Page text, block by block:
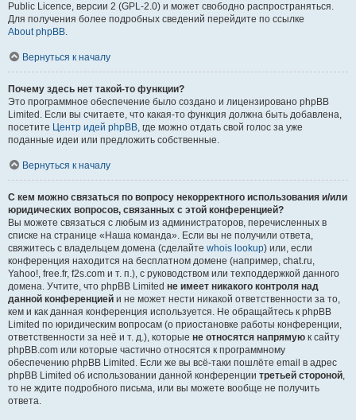
Public Licence, версии 2 (GPL-2.0) и может свободно распространяться.
Для получения более подробных сведений перейдите по ссылке
About phpBB.
Вернуться к началу
Почему здесь нет такой-то функции?
Это программное обеспечение было создано и лицензировано phpBB
Limited. Если вы считаете, что какая-то функция должна быть добавлена,
посетите Центр идей phpBB, где можно отдать свой голос за уже
поданные идеи или предложить собственные.
Вернуться к началу
С кем можно связаться по вопросу некорректного использования и/или
юридических вопросов, связанных с этой конференцией?
Вы можете связаться с любым из администраторов, перечисленных в
списке на странице «Наша команда». Если вы не получили ответа,
свяжитесь с владельцем домена (сделайте whois lookup) или, если
конференция находится на бесплатном домене (например, chat.ru,
Yahoo!, free.fr, f2s.com и т. п.), с руководством или техподдержкой данного
домена. Учтите, что phpBB Limited не имеет никакого контроля над
данной конференцией и не может нести никакой ответственности за то,
кем и как данная конференция используется. Не обращайтесь к phpBB
Limited по юридическим вопросам (о приостановке работы конференции,
ответственности за неё и т. д.), которые не относятся напрямую к сайту
phpBB.com или которые частично относятся к программному
обеспечению phpBB Limited. Если же вы всё-таки пошлёте email в адрес
phpBB Limited об использовании данной конференции третьей стороной,
то не ждите подробного письма, или вы можете вообще не получить
ответа.